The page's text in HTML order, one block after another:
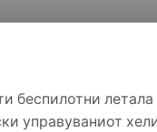
беспилотни
управуваниот